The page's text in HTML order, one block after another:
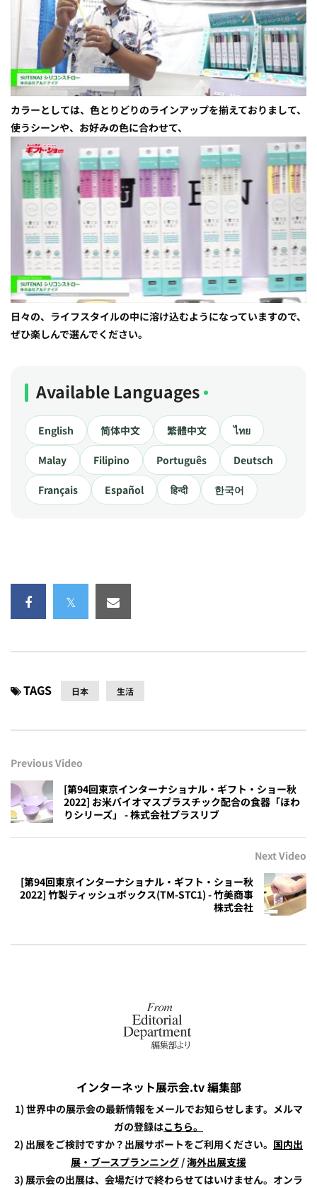
カラーとしては、色とりどりのラインアップを揃えておりまして、
使うシーンや、お好みの色に合わせて、
日々の、ライフスタイルの中に溶け込むようになっていますので、
ぜひ楽しんで選んでください。
Available Languages
English 简体中文 繁體中文 ไทย
Malay Filipino Português Deutsch
Français Español हिन्दी 한국어
TAGS 日本 生活
Previous Video
[第94回東京インターナショナル・ギフト・ショー秋
2022] お米バイオマスプラスチック配合の食器「ほわ
りシリーズ」 - 株式会社プラスリブ
Next Video
[第94回東京インターナショナル・ギフト・ショー秋
2022] 竹製ティッシュボックス(TM-STC1) - 竹美商事
株式会社
インターネット展示会.tv 編集部
1) 世界中の展示会の最新情報をメールでお知らせします。メルマ
ガの登録はこちら。
2) 出展をご検討ですか？出展サポートをご利用ください。 国内出
展・ブースプランニング /海外出展支援
3) 展示会の出展は、会場だけで終わらせてはいけません。オンラ